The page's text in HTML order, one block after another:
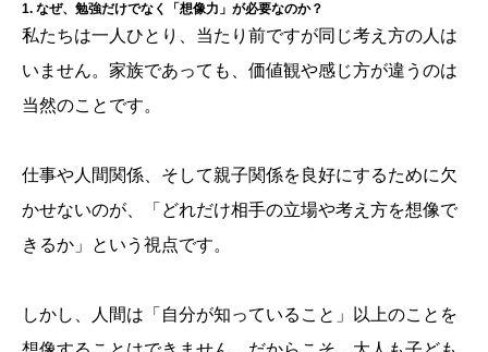
1. なぜ、勉強だけでなく「想像力」が必要なのか？
私たちは一人ひとり、当たり前ですが同じ考え方の人は
いません。家族であっても、価値観や感じ方が違うのは
当然のことです。
仕事や人間関係、そして親子関係を良好にするために欠
かせないのが、「どれだけ相手の立場や考え方を想像で
きるか」という視点です。
しかし、人間は「自分が知っていること」以上のことを